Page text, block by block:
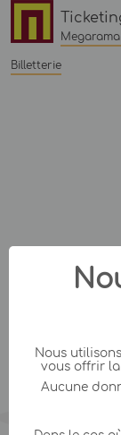
Billetterie
Nous
vous offrir la
Aucune